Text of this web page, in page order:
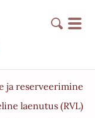
ja reserveerimine
laenutus (RVL)